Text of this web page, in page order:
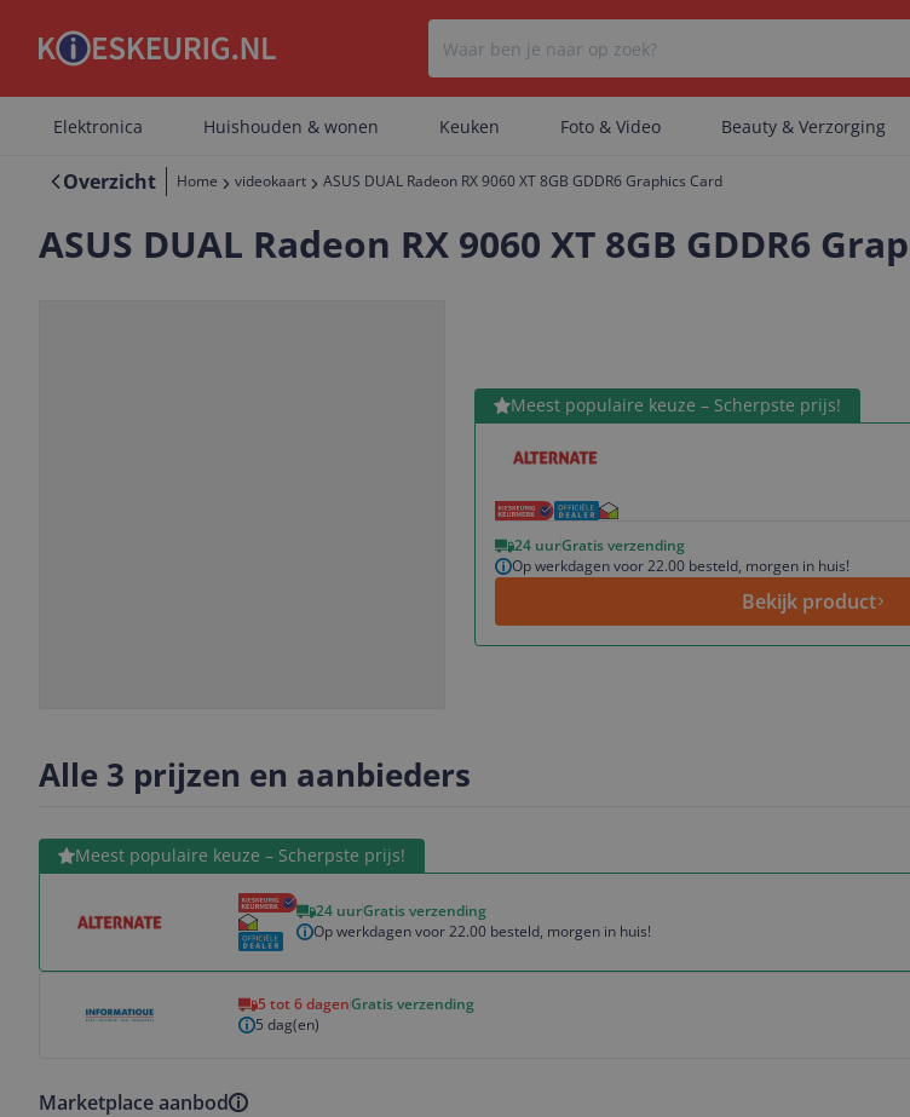
Er zijn geen categorieën
Er zijn geen artikelen
Elektronica Huishouden & wonen Keuken Foto & Video Beauty & Verzorging
Overzicht Home videokaart ASUS DUAL Radeon RX 9060 XT 8GB GDDR6 Graphics Card
ASUS DUAL Radeon RX 9060 XT 8GB GDDR6
Meest populaire keuze – Scherpste prijs!
24 uurGratis verzending
Op werkdagen voor 22.00 besteld, morgen in huis!
Bekijk product
Bekijk product
Alle 3 prijzen en aanbieders
Meest populaire keuze – Scherpste prijs!
24 uurGratis verzending
Op werkdagen voor 22.00 besteld, morgen in huis!
Bekijk product
5 tot 6 dagenGratis verzending
5 dag(en)
Marketplace aanbod